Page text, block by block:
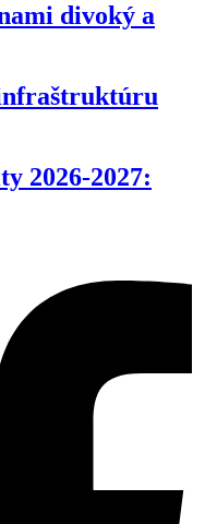
divoký a
2026-2027: